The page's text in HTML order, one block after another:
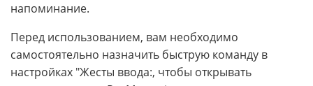
напоминание.
Перед использованием, вам необходимо
самостоятельно назначить быструю команду в
настройках "Жесты ввода:, чтобы открывать